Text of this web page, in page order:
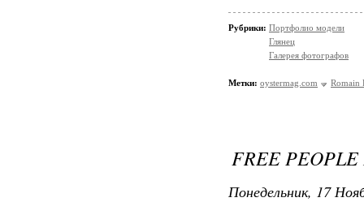
Рубрики: Портфолио модели
Глянец
Галерея фотографов
Метки: oystermag.com Romain
FREE PEOPLE
Понедельник, 17